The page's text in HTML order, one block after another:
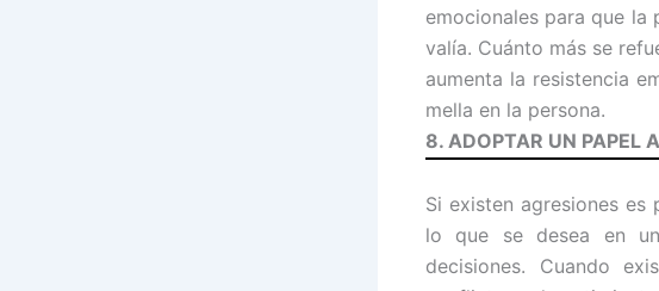
emocionales para que la
valía. Cuánto más se
aumenta la resistencia
mella en la persona.
8. ADOPTAR UN PAPEL
Si existen agresiones
lo que se desea en
decisiones. Cuando